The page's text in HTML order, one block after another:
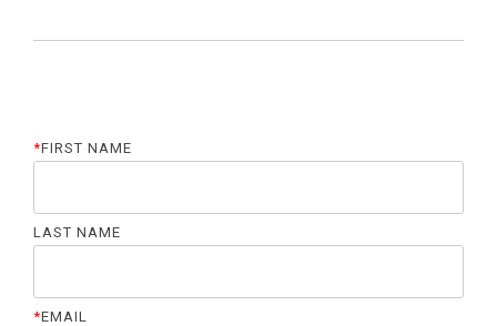
ن
ر
:ل
FIRST NAME
*
LAST NAME
EMAIL
*